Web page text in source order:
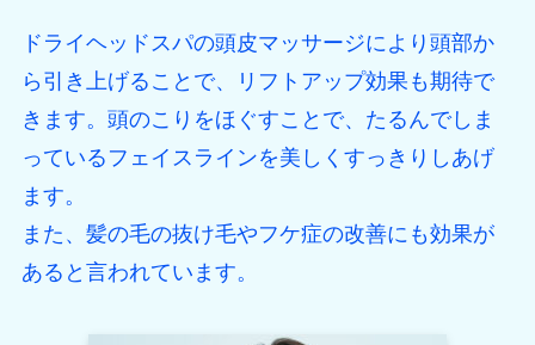
ドライヘッドスパの頭皮マッサージにより頭部か
ら引き上げることで、リフトアップ効果も期待で
きます。頭のこりをほぐすことで、たるんでしま
っているフェイスラインを美しくすっきりしあげ
ます。
また、髪の毛の抜け毛やフケ症の改善にも効果が
あると言われています。